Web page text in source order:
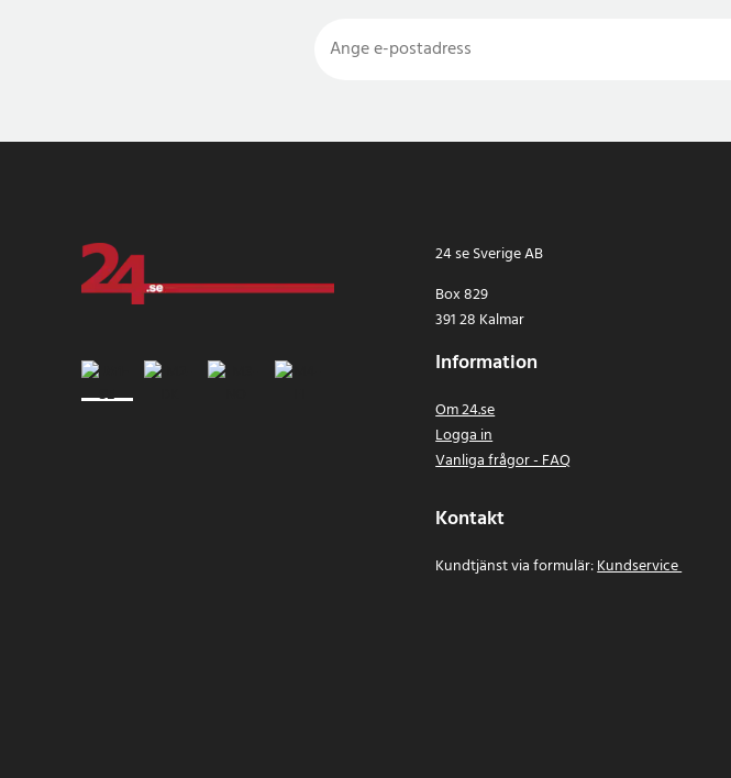
24 se Sverige AB
Box 829
391 28 Kalmar
Information
Om 24.se
Logga in
Vanliga frågor - FAQ
Kontakt
Kundtjänst via formulär:Kundservice